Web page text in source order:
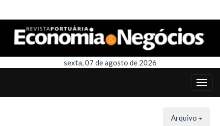
sexta, 07 de agosto de 2026
Arquivo